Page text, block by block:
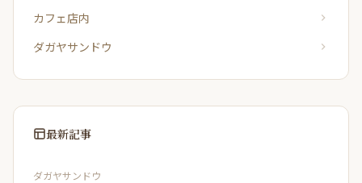
カフェ店内
ダガヤサンドウ
最新記事
ダガヤサンドウ